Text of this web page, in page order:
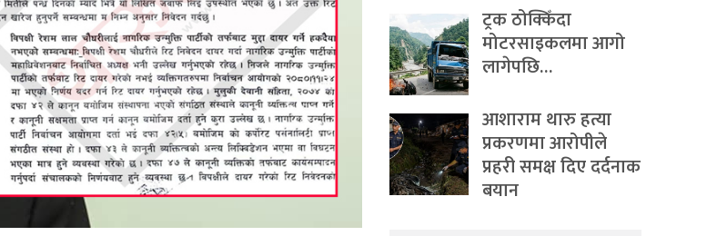
ट्रक ठोक्किँदा
मोटरसाइकलमा आगो
लागेपछि…
आशाराम थारु हत्या
प्रकरणमा आरोपीले
प्रहरी समक्ष दिए दर्दनाक
बयान